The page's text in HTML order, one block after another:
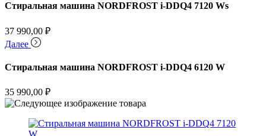
Стиральная машина NORDFROST i-DDQ4 7120 Ws
37 990,00 ₽
Далее
Стиральная машина NORDFROST i-DDQ4 6120 W
35 990,00 ₽